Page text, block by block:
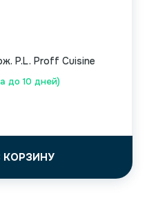
до 10 дней)
P.L. Proff Cuisine
КОРЗИНУ